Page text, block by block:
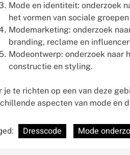
Mode en identiteit: onderzoek
het vormen van sociale
Modemarketing: onderzoek
branding, reclame en
Modeontwerp: onderzoek
constructie en styling.
je te richten op een van deze
aspecten van mode en
Dresscode Mode